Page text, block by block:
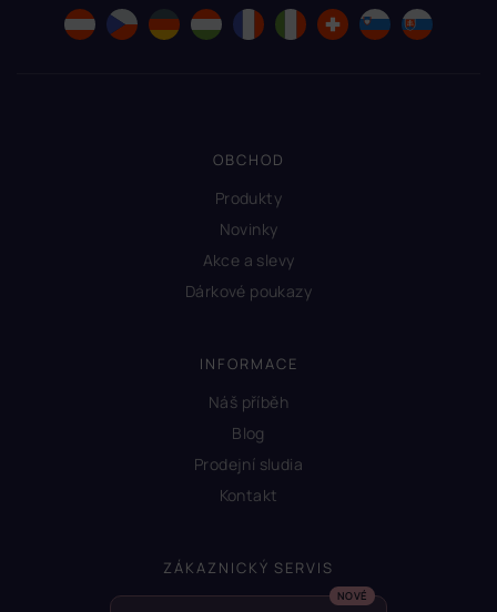
OBCHOD
Produkty
Novinky
Akce a slevy
Dárkové poukazy
INFORMACE
Náš příběh
Blog
Prodejní sludia
Kontakt
ZÁKAZNICKÝ SERVIS